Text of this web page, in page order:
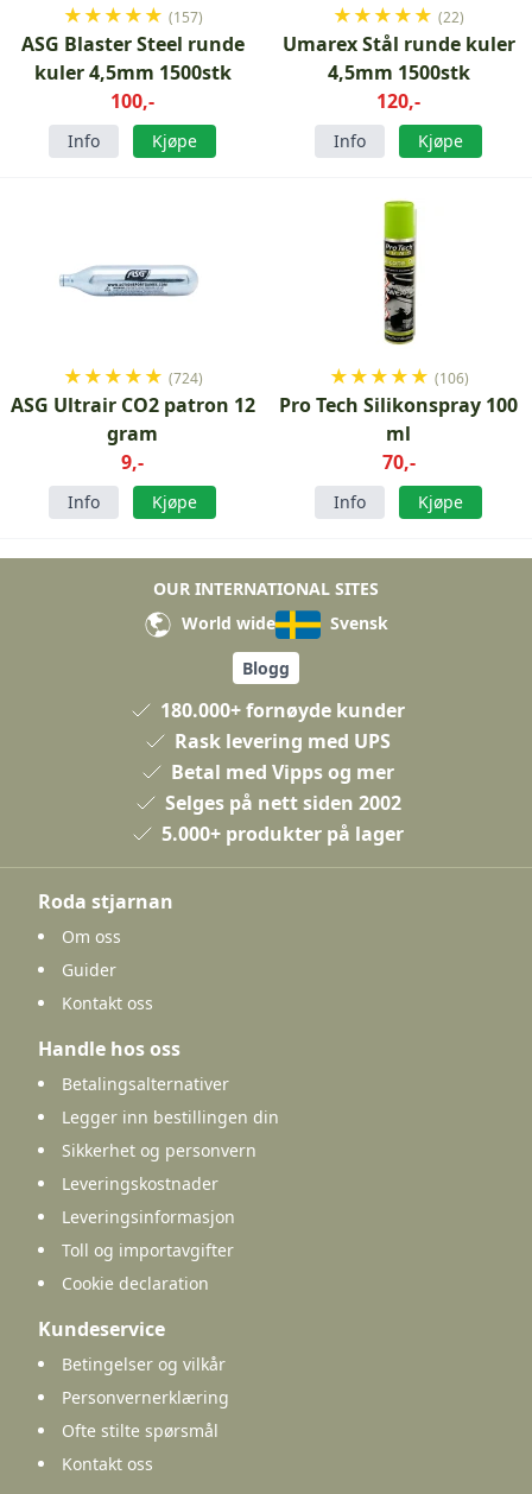
★★★★★ (157)
ASG Blaster Steel runde
kuler 4,5mm 1500stk
100,-
Info Kjøpe
★★★★★ (22)
Umarex Stål runde kuler
4,5mm 1500stk
120,-
Info Kjøpe
★★★★★ (724)
ASG Ultrair CO2 patron 12
gram
9,-
Info Kjøpe
★★★★★ (106)
Pro Tech Silikonspray 100
ml
70,-
Info Kjøpe
OUR INTERNATIONAL SITES
World wide
Svensk
Blogg
180.000+ fornøyde kunder
Rask levering med UPS
Betal med Vipps og mer
Selges på nett siden 2002
5.000+ produkter på lager
Roda stjarnan
Om oss
Guider
Kontakt oss
Handle hos oss
Betalingsalternativer
Legger inn bestillingen din
Sikkerhet og personvern
Leveringskostnader
Leveringsinformasjon
Toll og importavgifter
Cookie declaration
Kundeservice
Betingelser og vilkår
Personvernerklæring
Ofte stilte spørsmål
Kontakt oss